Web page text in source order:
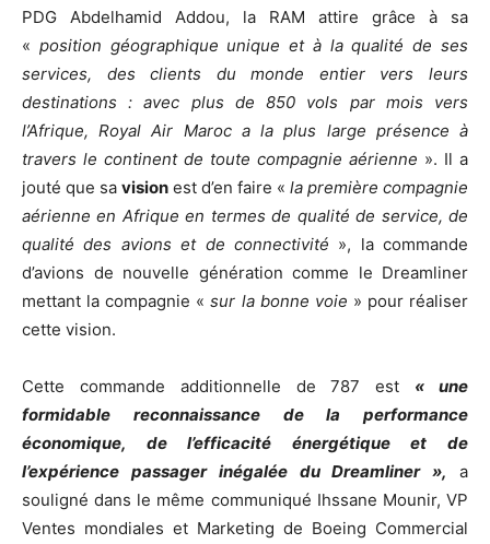
PDG Abdelhamid Addou, la RAM attire grâce à sa
« position géographique unique et à la qualité de ses
services, des clients du monde entier vers leurs
destinations : avec plus de 850 vols par mois vers
l’Afrique, Royal Air Maroc a la plus large présence à
travers le continent de toute compagnie aérienne ». Il a
jouté que sa vision est d’en faire « la première compagnie
aérienne en Afrique en termes de qualité de service, de
qualité des avions et de connectivité », la commande
d’avions de nouvelle génération comme le Dreamliner
mettant la compagnie «sur la bonne voie » pour réaliser
cette vision.
Cette commande additionnelle de 787 est « une
formidable reconnaissance de la performance
économique, de l’efficacité énergétique et de
l’expérience passager inégalée du Dreamliner »,
a
souligné dans le même communiqué Ihssane Mounir, VP
Ventes mondiales et Marketing de Boeing Commercial